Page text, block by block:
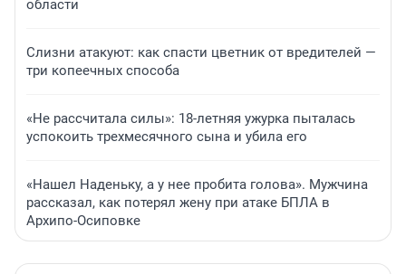
области
Слизни атакуют: как спасти цветник от вредителей —
три копеечных способа
«Не рассчитала силы»: 18-летняя ужурка пыталась
успокоить трехмесячного сына и убила его
«Нашел Наденьку, а у нее пробита голова». Мужчина
рассказал, как потерял жену при атаке БПЛА в
Архипо-Осиповке